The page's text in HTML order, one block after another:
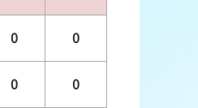
0 0
0 0